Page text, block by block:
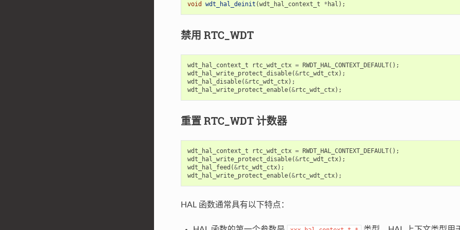
void
wdt_hal_deinit (wdt_hal_context_t * hal );
禁用 RTC_WDT
wdt_hal_context_t rtc_wdt_ctx = RWDT_HAL_CONTEXT_DEFAULT();
wdt_hal_write_protect_disable(&rtc_wdt_ctx);
wdt_hal_disable(&rtc_wdt_ctx);
wdt_hal_write_protect_enable(&rtc_wdt_ctx);
重置 RTC_WDT 计数器
wdt_hal_context_t rtc_wdt_ctx = RWDT_HAL_CONTEXT_DEFAULT();
wdt_hal_write_protect_disable(&rtc_wdt_ctx);
wdt_hal_feed (&rtc_wdt_ctx);
wdt_hal_write_protect_enable(&rtc_wdt_ctx);
HAL 函数通常具有以下特点：